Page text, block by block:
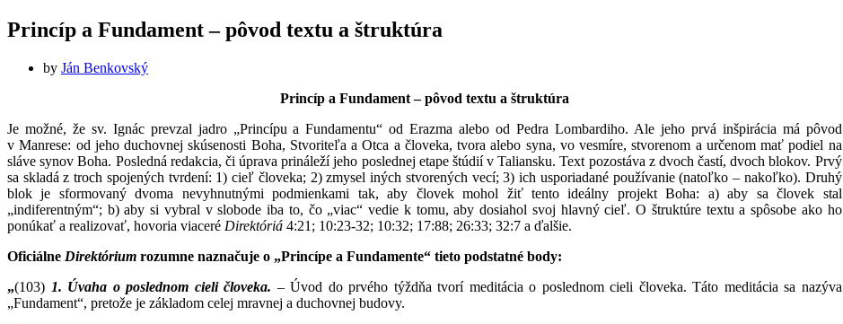
Princíp a Fundament – pôvod textu a štruktúra
by Ján Benkovský
Princíp a Fundament – pôvod textu a štruktúra
Je možné, že sv. Ignác prevzal jadro „Princípu a Fundamentu“ od Erazma alebo od Pedra Lombardiho. Ale jeho prvá inšpirácia má pôvod
v Manrese: od jeho duchovnej skúsenosti Boha, Stvoriteľa a Otca a človeka, tvora alebo syna, vo vesmíre, stvorenom a určenom mať podiel na
sláve synov Boha. Posledná redakcia, či úprava prináleží jeho poslednej etape štúdií v Taliansku. Text pozostáva z dvoch častí, dvoch blokov. Prvý
sa skladá z troch spojených tvrdení: 1) cieľ človeka; 2) zmysel iných stvorených vecí; 3) ich usporiadané používanie (natoľko – nakoľko). Druhý
blok je sformovaný dvoma nevyhnutnými podmienkami tak, aby človek mohol žiť tento ideálny projekt Boha: a) aby sa človek stal
„indiferentným“; b) aby si vybral v slobode iba to, čo „viac“ vedie k tomu, aby dosiahol svoj hlavný cieľ. O štruktúre textu a spôsobe ako ho
ponúkať a realizovať, hovoria viaceré Direktóriá 4:21; 10:23-32; 10:32; 17:88; 26:33; 32:7 a ďalšie.
Oficiálne Direktórium rozumne naznačuje o „Princípe a Fundamente“ tieto podstatné body:
„(103) 1. Úvaha o poslednom cieli človeka. – Úvod do prvého týždňa tvorí meditácia o poslednom cieli človeka. Táto meditácia sa nazýva
„Fundament“, pretože je základom celej mravnej a duchovnej budovy.